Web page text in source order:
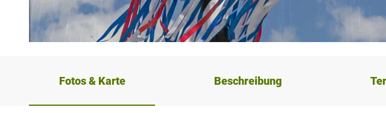
Fotos & Karte Beschreibung